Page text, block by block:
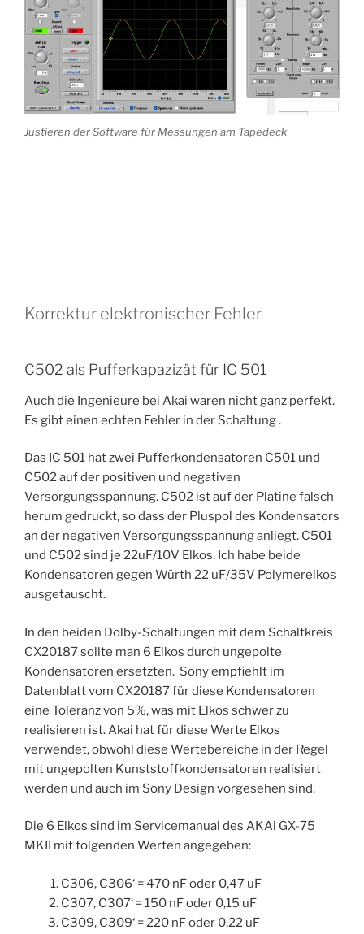
Justieren der Software für Messungen am Tapedeck
Korrektur elektronischer Fehler
C502 als Pufferkapazizät für IC 501
Auch die Ingenieure bei Akai waren nicht ganz perfekt.
Es gibt einen echten Fehler in der Schaltung .
Das IC 501 hat zwei Pufferkondensatoren C501 und
C502 auf der positiven und negativen
Versorgungsspannung. C502 ist auf der Platine falsch
herum gedruckt, so dass der Pluspol des Kondensators
an der negativen Versorgungsspannung anliegt. C501
und C502 sind je 22uF/10V Elkos. Ich habe beide
Kondensatoren gegen Würth 22 uF/35V Polymerelkos
ausgetauscht.
In den beiden Dolby-Schaltungen mit dem Schaltkreis
CX20187 sollte man 6 Elkos durch ungepolte
Kondensatoren ersetzten. Sony empfiehlt im
Datenblatt vom CX20187 für diese Kondensatoren
eine Toleranz von 5%, was mit Elkos schwer zu
realisieren ist. Akai hat für diese Werte Elkos
verwendet, obwohl diese Wertebereiche in der Regel
mit ungepolten Kunststoffkondensatoren realisiert
werden und auch im Sony Design vorgesehen sind.
Die 6 Elkos sind im Servicemanual des AKAi GX-75
MKII mit folgenden Werten angegeben:
C306, C306‘ = 470 nF oder 0,47 uF
C307, C307‘ = 150 nF oder 0,15 uF
C309, C309‘ = 220 nF oder 0,22 uF